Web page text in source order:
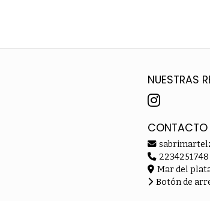
NUESTRAS
CONTACTO
2234251748
Mar del
Botón de